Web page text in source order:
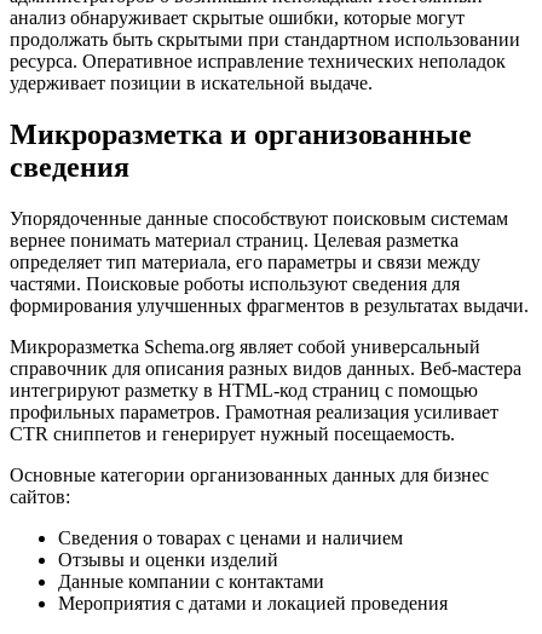
анализ обнаруживает скрытые ошибки, которые могут
продолжать быть скрытыми при стандартном использовании
ресурса. Оперативное исправление технических неполадок
удерживает позиции в искательной выдаче.
Микроразметка и организованные
сведения
Упорядоченные данные способствуют поисковым системам
вернее понимать материал страниц. Целевая разметка
определяет тип материала, его параметры и связи между
частями. Поисковые роботы используют сведения для
формирования улучшенных фрагментов в результатах выдачи.
Микроразметка Schema.org являет собой универсальный
справочник для описания разных видов данных. Веб-мастера
интегрируют разметку в HTML-код страниц с помощью
профильных параметров. Грамотная реализация усиливает
CTR сниппетов и генерирует нужный посещаемость.
Основные категории организованных данных для бизнес
сайтов:
Сведения о товарах с ценами и наличием
Отзывы и оценки изделий
Данные компании с контактами
Мероприятия с датами и локацией проведения